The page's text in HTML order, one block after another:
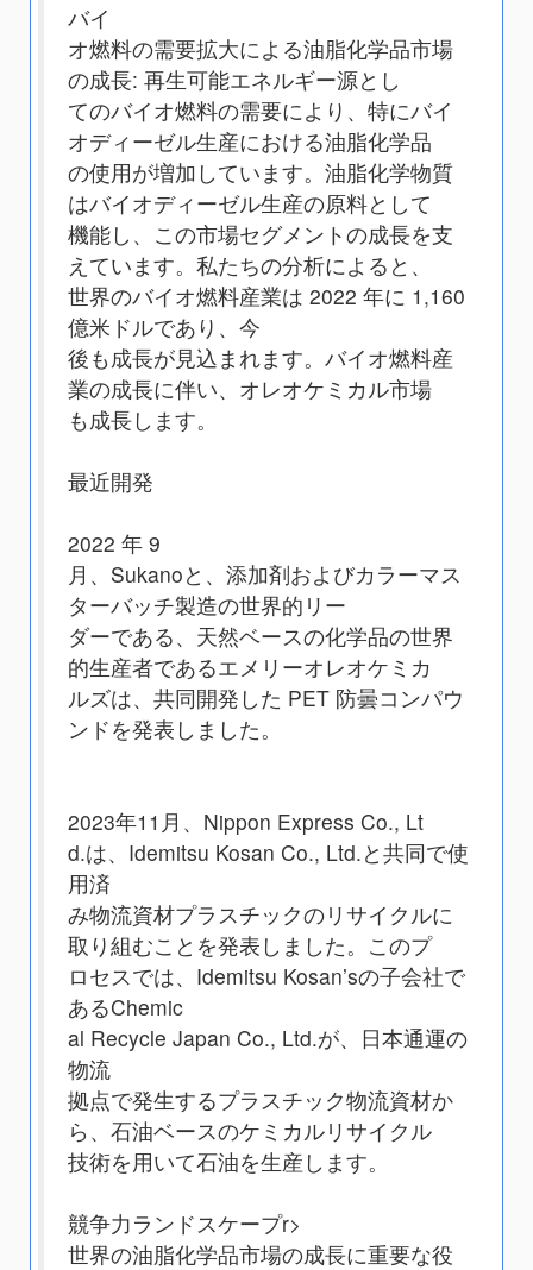
バイ
オ燃料の需要拡大による油脂化学品市場
の成長: 再生可能エネルギー源とし
てのバイオ燃料の需要により、特にバイ
オディーゼル生産における油脂化学品
の使用が増加しています。油脂化学物質
はバイオディーゼル生産の原料として
機能し、この市場セグメントの成長を支
えています。私たちの分析によると、
世界のバイオ燃料産業は 2022 年に 1,160
億米ドルであり、今
後も成長が見込まれます。バイオ燃料産
業の成長に伴い、オレオケミカル市場
も成長します。
最近開発
2022 年 9
月、Sukanoと、添加剤およびカラーマス
ターバッチ製造の世界的リー
ダーである、天然ベースの化学品の世界
的生産者であるエメリーオレオケミカ
ルズは、共同開発した PET 防曇コンパウ
ンドを発表しました。
2023年11月、Nippon Express Co., Lt
d.は、Idemitsu Kosan Co., Ltd.と共同で使
用済
み物流資材プラスチックのリサイクルに
取り組むことを発表しました。このプ
ロセスでは、Idemitsu Kosan’sの子会社で
あるChemic
al Recycle Japan Co., Ltd.が、日本通運の
物流
拠点で発生するプラスチック物流資材か
ら、石油ベースのケミカルリサイクル
技術を用いて石油を生産します。
競争力ランドスケープr>
世界の油脂化学品市場の成長に重要な役